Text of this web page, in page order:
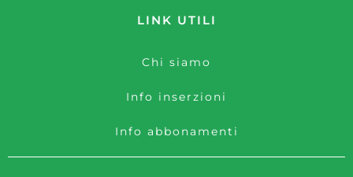
LINK UTILI
Chi siamo
Info inserzioni
Info abbonamenti